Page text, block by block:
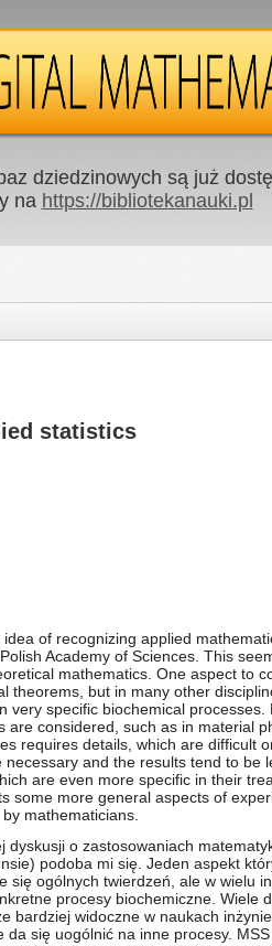
dziedzinowych są już
na https://bibliotekanauki.pl
statistics
of recognizing applied
Academy of Sciences. This
mathematics. One aspect to
theorems, but in many other
specific biochemical
considered, such as in material
requires details, which are difficult
and the results tend to be
are even more specific in their
some more general aspects of
mathematicians.
dyskusji o zastosowaniach
podoba mi się. Jeden aspekt
ogólnych twierdzeń, ale w wielu
procesy biochemiczne. Wiele
bardziej widoczne w naukach
się uogólnić na inne procesy.